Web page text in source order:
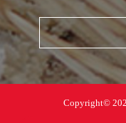
Copyright©